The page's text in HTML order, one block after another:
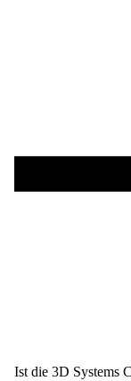
Ist die 3D Systems